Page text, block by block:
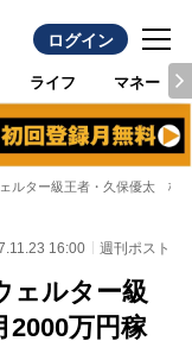
ログイン
ライフ マネー
ェルター級王者・久保優太 株
16:00 週刊ポスト
ェルター級
万円稼